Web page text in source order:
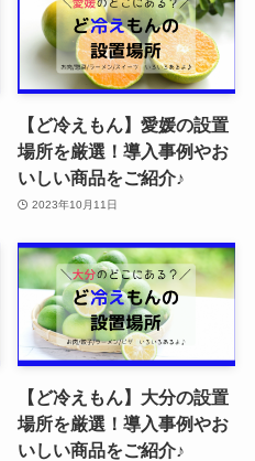
【ど冷えもん】愛媛の設置
場所を厳選！導入事例やお
いしい商品をご紹介♪
2023年10月11日
【ど冷えもん】大分の設置
場所を厳選！導入事例やお
いしい商品をご紹介♪